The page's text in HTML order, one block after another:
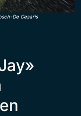
De Cesaris